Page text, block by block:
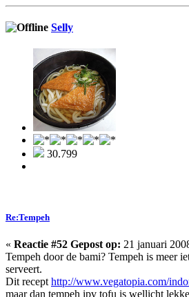
Selly
30.799
Re:Tempeh
« Reactie #52 Gepost op: 21 januari
Tempeh door de bami? Tempeh is meer
serveert.
Dit recept http://www.vegatopia.com/
maar dan tempeh ipv tofu is wellicht